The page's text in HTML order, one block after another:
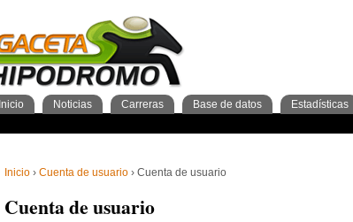
Inicio› Cuenta de usuario› Cuenta de usuario
Cuenta de usuario
Inicio
Noticias
Carreras
Base de datos
Estadísticas